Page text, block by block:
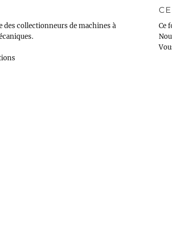
des collectionneurs de machines à
Ce